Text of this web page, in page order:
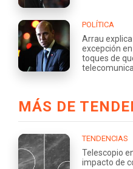
POLÍTICA
Arrau
excepción
toques de
MÁS DE
TENDENCIAS
Telescopio
impacto de